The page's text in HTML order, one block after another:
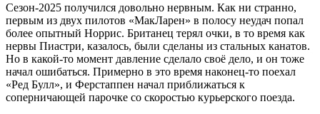
Сезон-2025 получился довольно нервным. Как ни странно,
первым из двух пилотов «МакЛарен» в полосу неудач попал
более опытный Норрис. Британец терял очки, в то время как
нервы Пиастри, казалось, были сделаны из стальных канатов.
Но в какой-то момент давление сделало своё дело, и он тоже
начал ошибаться. Примерно в это время наконец-то поехал
«Ред Булл», и Ферстаппен начал приближаться к
соперничающей парочке со скоростью курьерского поезда.